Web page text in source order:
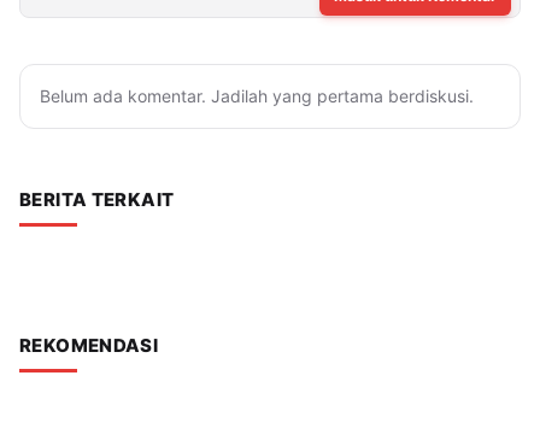
Belum ada komentar. Jadilah yang pertama berdiskusi.
BERITA TERKAIT
REKOMENDASI